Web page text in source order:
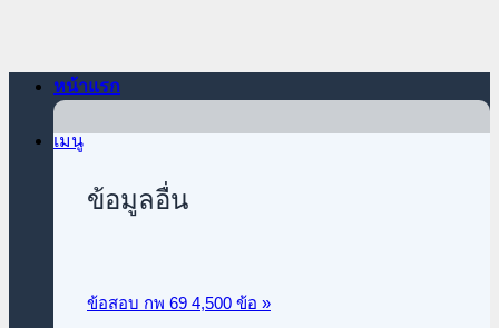
ยัง
เนื้อหา
เมนู
หน้าแรก
ข้อมูลอื่น
ข้อสอบ กพ 69 4,500 ข้อ »